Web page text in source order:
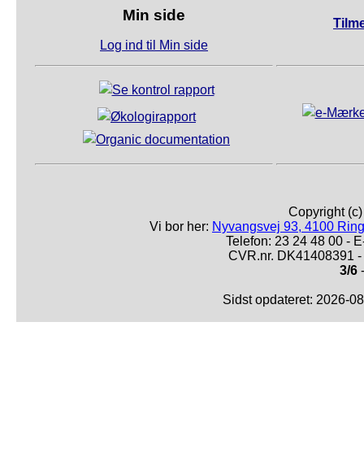
Min side
Log ind til Min side
Copyright
Vi bor her: Nyvangsvej 93, 4100
Telefon: 23 24 48 00 -
CVR.nr. DK41408391
3/6
Sidst opdateret: 2026-